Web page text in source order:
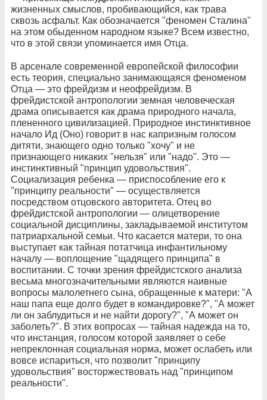
жизненных смыслов, пробивающийся, как трава
сквозь асфальт. Как обозначается "феномен Сталина"
на этом обыденном народном языке? Всем известно,
что в этой связи упоминается имя Отца.
В арсенале современной европейской философии
есть теория, специально занимающаяся феноменом
Отца — это фрейдизм и неофрейдизм. В
фрейдистской антропологии земная человеческая
драма описывается как драма природного начала,
плененного цивилизацией. Природное инстинктивное
начало Ид (Оно) говорит в нас капризным голосом
дитяти, знающего одно только "хочу" и не
признающего никаких "нельзя" или "надо". Это —
инстинктивный "принцип удовольствия".
Социализация ребенка — приспособление его к
"принципу реальности" — осуществляется
посредством отцовского авторитета. Отец во
фрейдистской антропологии — олицетворение
социальной дисциплины, закладываемой институтом
патриархальной семьи. Что касается матери, то она
выступает как тайная потатчица инфантильному
началу — воплощение "щадящего принципа" в
воспитании. С точки зрения фрейдистского анализа
весьма многозначительными являются наивные
вопросы малолетнего сына, обращенные к матери: "А
наш папа еще долго будет в командировке?", "А может
ли он заблудиться и не найти дорогу?", "А может он
заболеть?". В этих вопросах — тайная надежда на то,
что инстанция, голосом которой заявляет о себе
непреклонная социальная норма, может ослабеть или
вовсе испариться, что позволит "принципу
удовольствия" восторжествовать над "принципом
реальности".